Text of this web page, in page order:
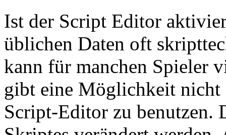
Ist der Script Editor
üblichen Daten oft
kann für manchen Spieler
gibt eine Möglichkeit nicht
Script-Editor zu benutzen.